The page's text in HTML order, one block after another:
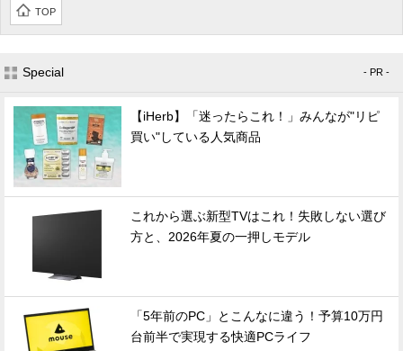
TOP
Special - PR -
【iHerb】「迷ったらこれ！」みんなが"リピ
買い"している人気商品
これから選ぶ新型TVはこれ！失敗しない選び
方と、2026年夏の一押しモデル
「5年前のPC」とこんなに違う！予算10万円
台前半で実現する快適PCライフ